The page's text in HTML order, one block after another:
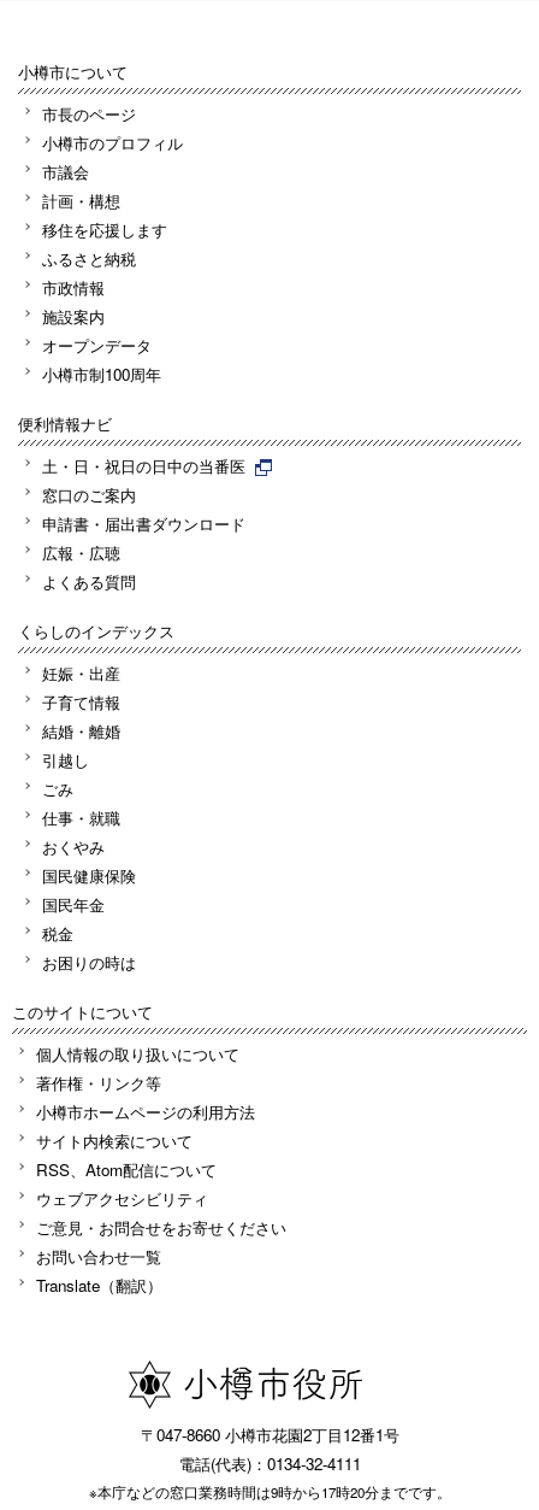
小樽市について
市長のページ
小樽市のプロフィル
市議会
計画・構想
移住を応援します
ふるさと納税
市政情報
施設案内
オープンデータ
小樽市制100周年
便利情報ナビ
土・日・祝日の日中の当番医
窓口のご案内
申請書・届出書ダウンロード
広報・広聴
よくある質問
くらしのインデックス
妊娠・出産
子育て情報
結婚・離婚
引越し
ごみ
仕事・就職
おくやみ
国民健康保険
国民年金
税金
お困りの時は
このサイトについて
個人情報の取り扱いについて
著作権・リンク等
小樽市ホームページの利用方法
サイト内検索について
RSS、Atom配信について
ウェブアクセシビリティ
ご意見・お問合せをお寄せください
お問い合わせ一覧
Translate（翻訳）
〒047-8660 小樽市花園2丁目12番1号
電話(代表)：0134-32-4111
※本庁などの窓口業務時間は9時から17時20分までです。